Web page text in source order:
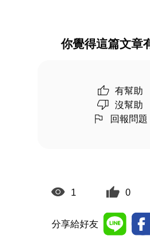
你覺得這篇文章
有幫助
沒幫助
回報問題
1 0
分享給好友